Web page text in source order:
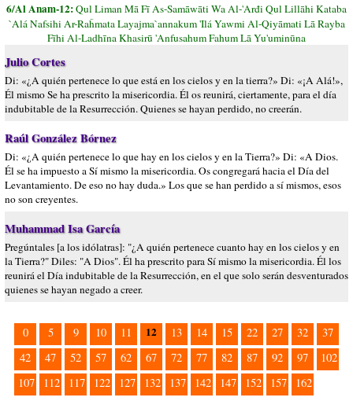
6/Al Anam-12:Qul Liman Mā Fī As-Samāwāti Wa Al-'Arđi Qul Lillāhi Kataba
`Alá Nafsihi Ar-Raĥmata Layajma`annakum 'Ilá Yawmi Al-Qiyāmati Lā Rayba
Fīhi Al-Ladhīna Khasirū 'Anfusahum Fahum Lā Yu'uminūna
Julio Cortes
Di: «¿A quién pertenece lo que está en los cielos y en la tierra?» Di: «¡A Alá!»,
Él mismo Se ha prescrito la misericordia. Él os reunirá, ciertamente, para el día
indubitable de la Resurrección. Quienes se hayan perdido, no creerán.
Raúl González Bórnez
Di: «¿A quién pertenece lo que hay en los cielos y en la Tierra?» Di: «A Dios.
Él se ha impuesto a Sí mismo la misericordia. Os congregará hacia el Día del
Levantamiento. De eso no hay duda.» Los que se han perdido a sí mismos, esos
no son creyentes.
Muhammad Isa García
Pregúntales [a los idólatras]: "¿A quién pertenece cuanto hay en los cielos y en
la Tierra?" Diles: "A Dios". Él ha prescrito para Sí mismo la misericordia. Él los
reunirá el Día indubitable de la Resurrección, en el que solo serán desventurados
quienes se hayan negado a creer.
0 5 9 10 11 12 13 14 15 22 27 32
37
42
47 52 57 62 67 72 77 82 87 92 97
102
107
112 117 122 127 132 137 142 147 152 157 162